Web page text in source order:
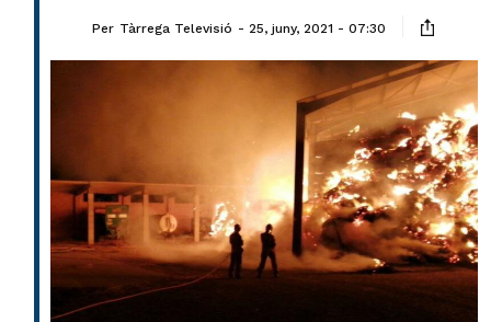
Per Tàrrega Televisió 25, juny, 2021 - 07:30